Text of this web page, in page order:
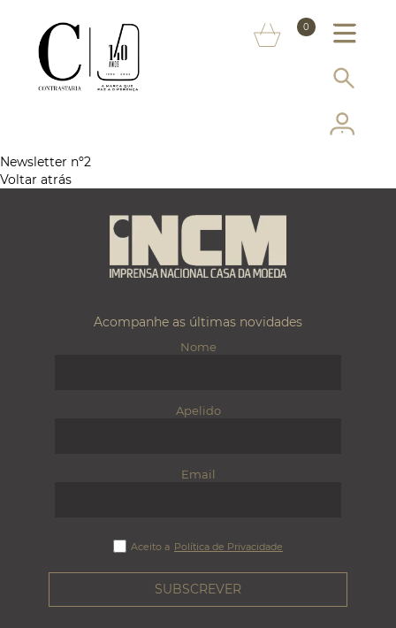
0
INFORMAÇÃO AO CONSUMIDOR
SERVIÇOS
MAIS CONTRASTARIA
LOJA ONLINE
Newsletter nº2
Voltar atrás
Acompanhe as últimas novidades
Nome
Apelido
Email
Aceito a Política de Privacidade